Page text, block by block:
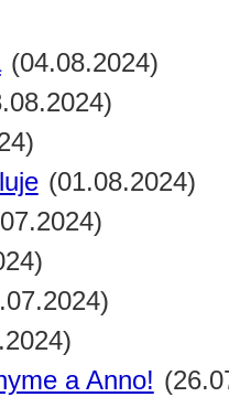
(04.08.2024)
(01.08.2024)
a Anno!